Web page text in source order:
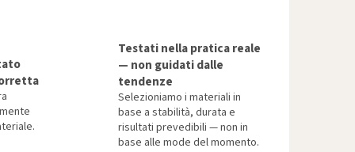
Testati nella pratica reale
— non guidati dalle
tendenze
Selezioniamo i materiali in
base a stabilità, durata e
risultati prevedibili — non in
base alle mode del momento.